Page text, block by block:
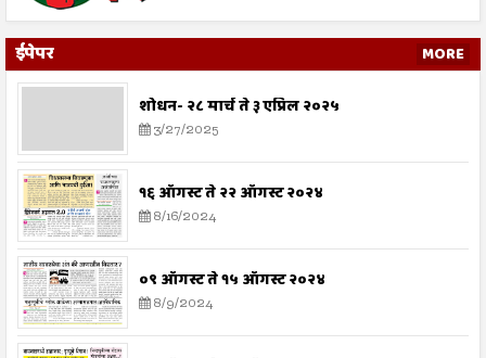
ईपेपर MORE
शोधन- २८ मार्च ते ३ एप्रिल २०२५
3/27/2025
१६ ऑगस्ट ते २२ ऑगस्ट २०२४
8/16/2024
०९ ऑगस्ट ते १५ ऑगस्ट २०२४
8/9/2024